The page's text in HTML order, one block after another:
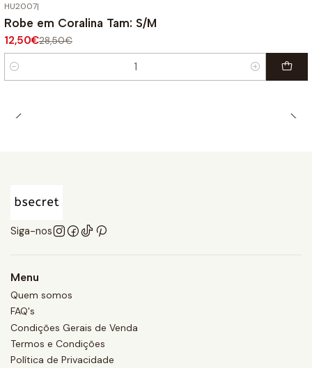
DESCONTO
HU2007|
Robe em Coralina Tam: S/M
12,50€28,50€
Quantidade
Siga-nos
Menu
Quem somos
FAQ's
Condições Gerais de Venda
Termos e Condições
Política de Privacidade